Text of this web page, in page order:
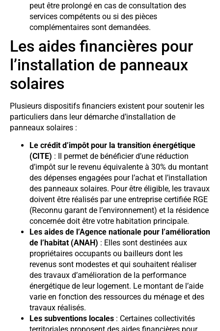
peut être prolongé en cas de consultation des
services compétents ou si des pièces
complémentaires sont demandées.
Les aides financières pour
l’installation de panneaux
solaires
Plusieurs dispositifs financiers existent pour soutenir les
particuliers dans leur démarche d’installation de
panneaux solaires :
Le crédit d’impôt pour la transition énergétique
(CITE) : Il permet de bénéficier d’une réduction
d’impôt sur le revenu équivalente à 30% du montant
des dépenses engagées pour l’achat et l’installation
des panneaux solaires. Pour être éligible, les travaux
doivent être réalisés par une entreprise certifiée RGE
(Reconnu garant de l’environnement) et la résidence
concernée doit être votre habitation principale.
Les aides de l’Agence nationale pour l’amélioration
de l’habitat (ANAH) : Elles sont destinées aux
propriétaires occupants ou bailleurs dont les
revenus sont modestes et qui souhaitent réaliser
des travaux d’amélioration de la performance
énergétique de leur logement. Le montant de l’aide
varie en fonction des ressources du ménage et des
travaux réalisés.
Les subventions locales : Certaines collectivités